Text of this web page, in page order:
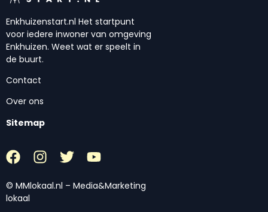
Enkhuizenstart.nl Het startpunt
voor iedere inwoner van omgeving
Enkhuizen. Weet wat er speelt in
de buurt.
Contact
Over ons
Sitemap
© MMlokaal.nl – Media&Marketing
lokaal